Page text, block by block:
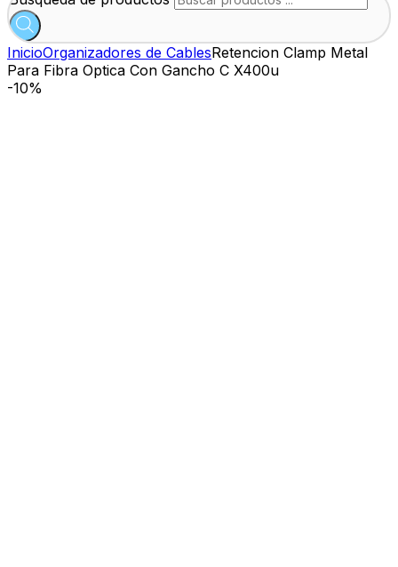
InicioOrganizadores de CablesRetencion Clamp Metal
Para Fibra Optica Con Gancho C X400u
-10%